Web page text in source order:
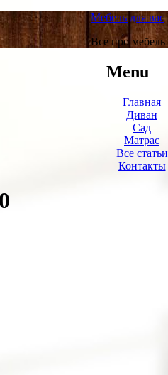
Мебель для вас
Все про мебель
Menu
Главная
Диван
Сад
Матрас
Все статьи
Контакты